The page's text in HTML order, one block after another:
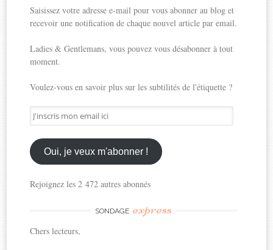
Saisissez votre adresse e-mail pour vous abonner au blog et
recevoir une notification de chaque nouvel article par email.
Ladies & Gentlemans, vous pouvez vous désabonner à tout
moment.
Voulez-vous en savoir plus sur les subtilités de l'étiquette ?
J'inscris
mon
email
ici
Oui, je veux m'abonner !
Rejoignez les 2 472 autres abonnés
SONDAGE express
Chers lecteurs,